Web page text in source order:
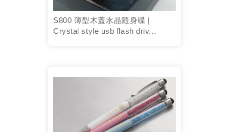
S800 薄型木蓋水晶隨身碟 |
Crystal style usb flash driv...